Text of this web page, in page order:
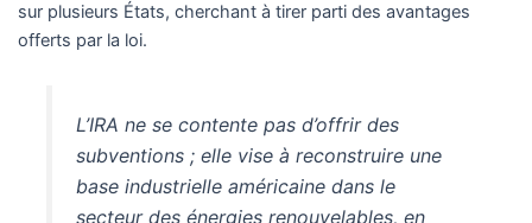
sur plusieurs États, cherchant à tirer parti des avantages
offerts par la loi.
L’IRA ne se contente pas d’offrir des
subventions ; elle vise à reconstruire une
base industrielle américaine dans le
secteur des énergies renouvelables, en